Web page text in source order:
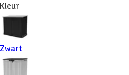
Kleur
Zwart